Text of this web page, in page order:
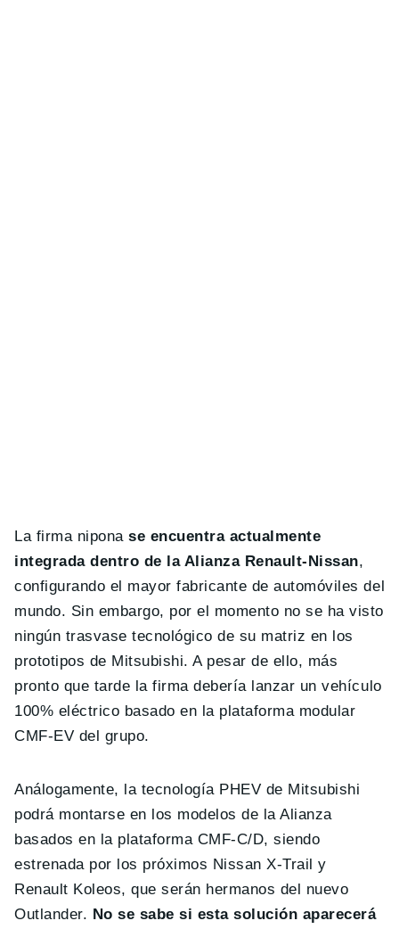
La firma niponase encuentra actualmente
integrada dentro de la Alianza Renault-Nissan,
configurando el mayor fabricante de automóviles del
mundo. Sin embargo, por el momento no se ha visto
ningún trasvase tecnológico de su matriz en los
prototipos de Mitsubishi. A pesar de ello, más
pronto que tarde la firma debería lanzar un vehículo
100% eléctrico basado en la plataforma modular
CMF-EV del grupo.
Análogamente, la tecnología PHEV de Mitsubishi
podrá montarse en los modelos de la Alianza
basados en la plataforma CMF-C/D, siendo
estrenada por los próximos Nissan X-Trail y
Renault Koleos, que serán hermanos del nuevo
Outlander. No se sabe si esta solución aparecerá